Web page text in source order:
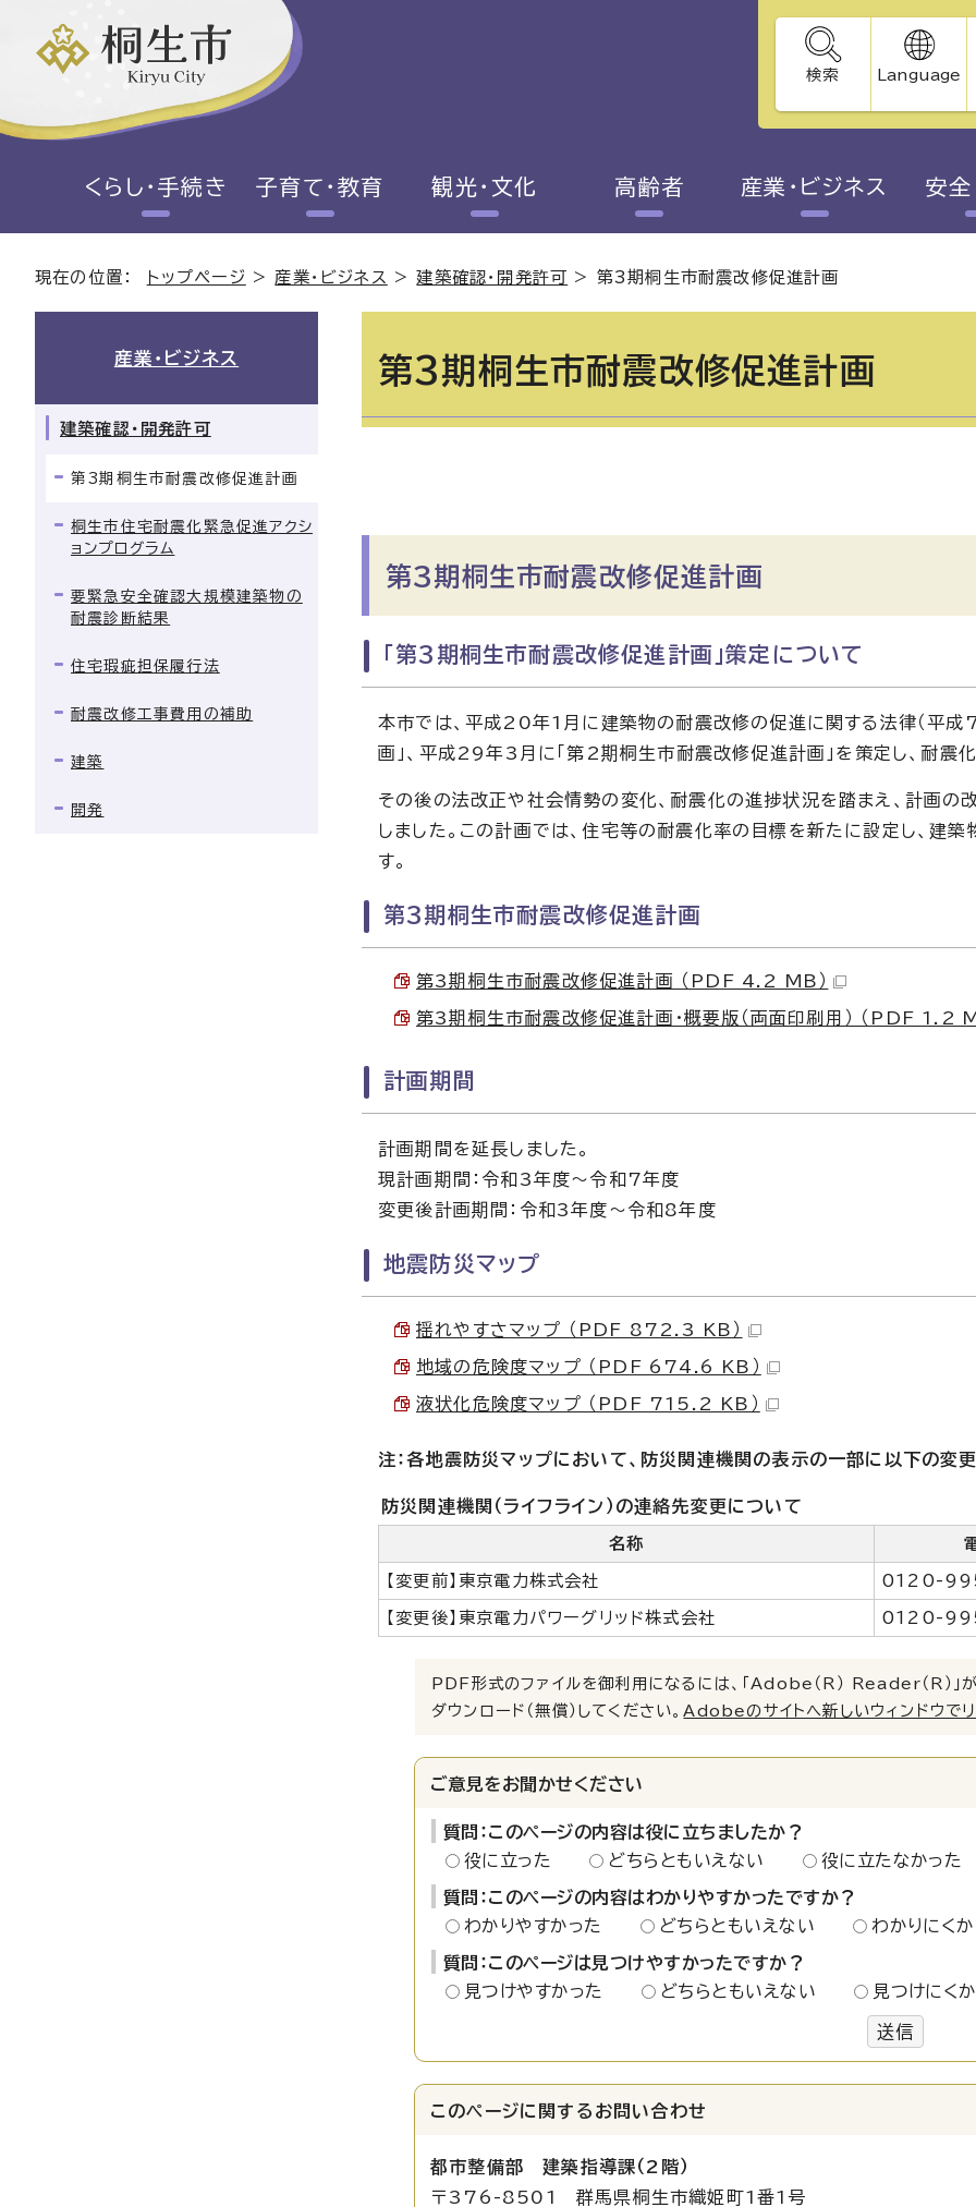
検索 Language
くらし・手続き 子育て・教育 観光・文化 高齢者 産業・ビジネス 安全
現在の位置： トップページ > 産業・ビジネス >建築確認・開発許可 > 第3期桐生市耐震改修促進計画
第3期桐生市耐震改修促進計画
第3期桐生市耐震改修促進計画
「第3期桐生市耐震改修促進計画」策定について
本市では、平成20年1月に建築物の耐震改修の促進に関する法律（平
画」、平成29年3月に「第2期桐生市耐震改修促進計画」を策定し、耐震
その後の法改正や社会情勢の変化、耐震化の進捗状況を踏まえ、計画の
しました。この計画では、住宅等の耐震化率の目標を新たに設定し、建
す。
第3期桐生市耐震改修促進計画
第3期桐生市耐震改修促進計画 （PDF 4.2 MB）
第3期桐生市耐震改修促進計画・概要版（両面印刷用） （PDF 1.2
計画期間
計画期間を延長しました。
現計画期間：令和3年度〜令和7年度
変更後計画期間：令和3年度〜令和8年度
地震防災マップ
揺れやすさマップ （PDF 872.3 KB）
地域の危険度マップ （PDF 674.6 KB）
液状化危険度マップ （PDF 715.2 KB）
注：各地震防災マップにおいて、防災関連機関の表示の一部に以下の変
防災関連機関（ライフライン）の連絡先変更について
名称
【変更前】東京電力株式会社 0120-
【変更後】東京電力パワーグリッド株式会社 0120-
PDF形式のファイルを御利用になるには、「Adobe（R） Reader（R）
ダウンロード（無償）してください。 Adobeのサイトへ新しいウィンドウでリ
ご意見をお聞かせください
質問：このページの内容は役に立ちましたか？
役に立った
どちらともいえない 役に立たなかった
質問：このページの内容はわかりやすかったですか？
わかりやすかった
どちらともいえない わかりにく
質問：このページは見つけやすかったですか？
見つけやすかった
どちらともいえない 見つけにく
送信
このページに関する お問い合わせ
都市整備部 建築指導課（2階）
〒376-8501 群馬県桐生市織姫町1番1号
産業・ビジネス
建築確認・開発許可
第3期桐生市耐震改修促進計画
桐生市住宅耐震化緊急促進アクシ
ョンプログラム
要緊急安全確認大規模建築物の
耐震診断結果
住宅瑕疵担保履行法
耐震改修工事費用の補助
建築
開発